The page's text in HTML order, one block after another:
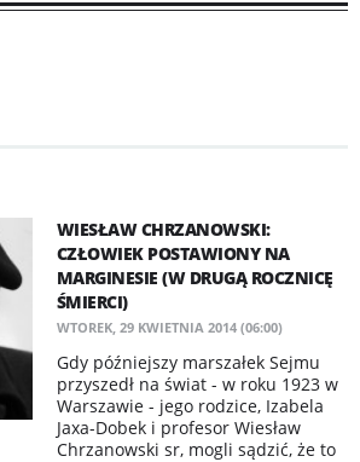
WIESŁAW CHRZANOWSKI:
CZŁOWIEK POSTAWIONY NA
MARGINESIE (W DRUGĄ ROCZNICĘ
ŚMIERCI)
WTOREK, 29 KWIETNIA 2014 (06:00)
Gdy późniejszy marszałek Sejmu
przyszedł na świat - w roku 1923 w
Warszawie - jego rodzice, Izabela
Jaxa-Dobek i profesor Wiesław
Chrzanowski sr, mogli sądzić, że to